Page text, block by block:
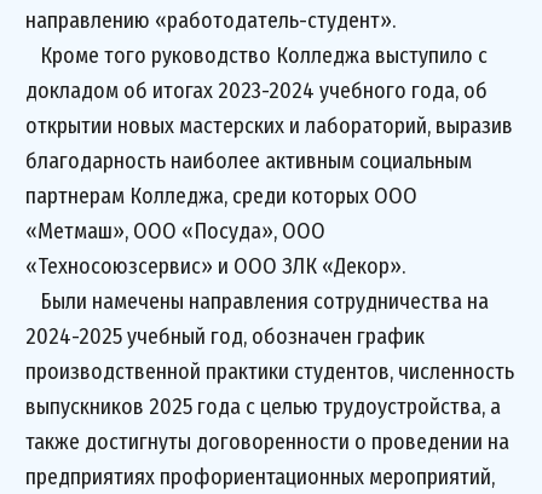
направлению «работодатель-студент».
Кроме того руководство Колледжа выступило с
докладом об итогах 2023-2024 учебного года, об
открытии новых мастерских и лабораторий, выразив
благодарность наиболее активным социальным
партнерам Колледжа, среди которых ООО
«Метмаш», ООО «Посуда», ООО
«Техносоюзсервис» и ООО ЗЛК «Декор».
Были намечены направления сотрудничества на
2024-2025 учебный год, обозначен график
производственной практики студентов, численность
выпускников 2025 года с целью трудоустройства, а
также достигнуты договоренности о проведении на
предприятиях профориентационных мероприятий,